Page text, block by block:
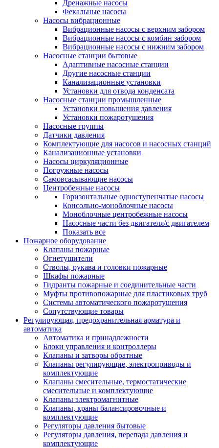
Дренажные насосы
Фекальные насосы
Насосы вибрационные
Вибрационные насосы с верхним забором
Вибрационные насосы с комбин забором
Вибрационные насосы с нижним забором
Насосные станции бытовые
Адаптивные насосные станции
Другие насосные станции
Канализационные установки
Установки для отвода конденсата
Насосные станции промышленные
Установки повышения давления
Установки пожаротушения
Насосные группы
Датчики давления
Комплектующие для насосов и насосных станций
Канализационные установки
Насосы циркуляционные
Погружные насосы
Самовсасывающие насосы
Центробежные насосы
Горизонтальные одноступенчатые насосы
Консольно-моноблочные насосы
Моноблочные центробежные насосы
Насосные части без двигателя/с двигателем
Показать все
Пожарное оборудование
Клапаны пожарные
Огнетушители
Стволы, рукава и головки пожарные
Шкафы пожарные
Гидранты пожарные и соединительные части
Муфты противопожарные для пластиковых труб
Системы автоматического пожаротушения
Сопутствующие товары
Регулирующая, предохранительная арматура и
автоматика
Автоматика и принадлежности
Блоки управления и контроллеры
Клапаны и затворы обратные
Клапаны регулирующие, электроприводы и
комплектующие
Клапаны смесительные, термостатические
смесительные и комплектующие
Клапаны электромагнитные
Клапаны, краны балансировочные и
комплектующие
Регуляторы давления бытовые
Регуляторы давления, перепада давления и
комплектующие